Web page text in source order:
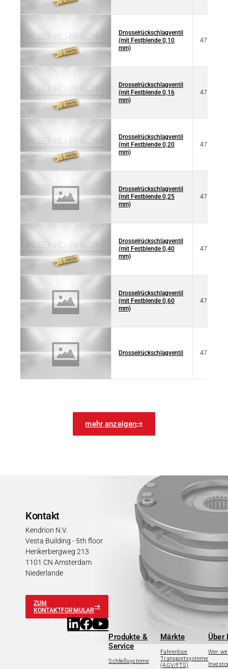
Drosselrückschlagventil
(mit Festblende 0,10
mm)
47.251.10
Drosselrückschlagventil
(mit Festblende 0,16
mm)
47.251.16
Drosselrückschlagventil
(mit Festblende 0,20
mm)
47.251.20
Drosselrückschlagventil
(mit Festblende 0,25
mm)
47.251.25
Drosselrückschlagventil
(mit Festblende 0,40
mm)
47.251.40
Drosselrückschlagventil
(mit Festblende 0,60
mm)
47.251.60
Drosselrückschlagventil 47.255
mehr anzeigen
Kontakt
Kendrion N.V.
Vesta Building - 5th floor
Herikerbergweg 213
1101 CN Amsterdam
Niederlande
ZUM
KONTAKTFORMULAR
Produkte &
Service
Schließsysteme
Märkte
Fahrerlose
Transportsysteme
(AGV/FTS)
Über
Wer